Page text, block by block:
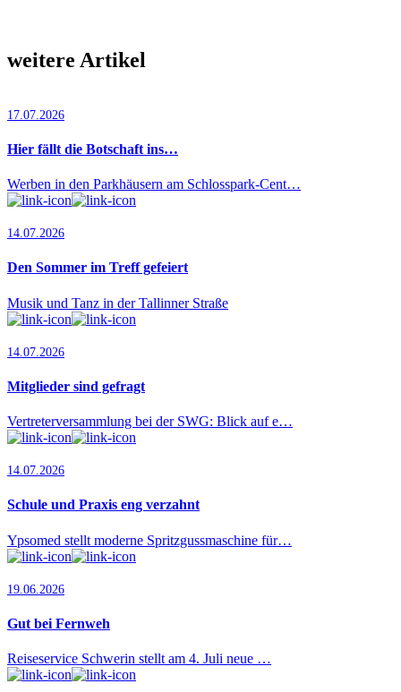
weitere Artikel
17.07.2026
Hier fällt die Botschaft ins…
Werben in den Parkhäusern am Schlosspark-Cent…
14.07.2026
Den Sommer im Treff gefeiert
Musik und Tanz in der Tallinner Straße
14.07.2026
Mitglieder sind gefragt
Vertreterversammlung bei der SWG: Blick auf e…
14.07.2026
Schule und Praxis eng verzahnt
Ypsomed stellt moderne Spritzgussmaschine für…
19.06.2026
Gut bei Fernweh
Reiseservice Schwerin stellt am 4. Juli neue …